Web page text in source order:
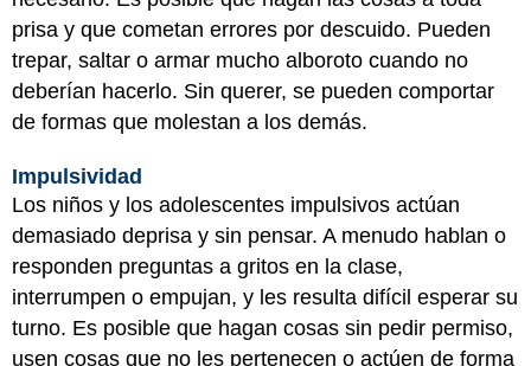
prisa y que cometan errores por descuido. Pueden
trepar, saltar o armar mucho alboroto cuando no
deberían hacerlo. Sin querer, se pueden comportar
de formas que molestan a los demás.
Impulsividad
Los niños y los adolescentes impulsivos actúan
demasiado deprisa y sin pensar. A menudo hablan o
responden preguntas a gritos en la clase,
interrumpen o empujan, y les resulta difícil esperar su
turno. Es posible que hagan cosas sin pedir permiso,
usen cosas que no les pertenecen o actúen de forma